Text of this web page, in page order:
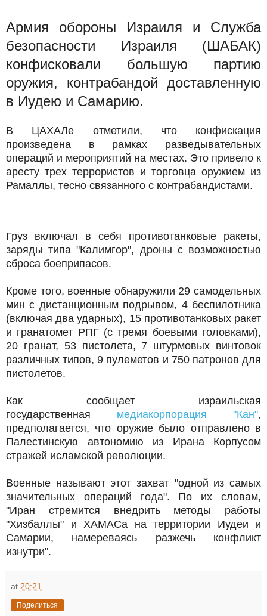
Армия обороны Израиля и Служба
безопасности Израиля (ШАБАК)
конфисковали большую партию
оружия, контрабандой доставленную
в Иудею и Самарию.
В ЦАХАЛе отметили, что конфискация
произведена в рамках разведывательных
операций и мероприятий на местах. Это привело к
аресту трех террористов и торговца оружием из
Рамаллы, тесно связанного с контрабандистами.
Груз включал в себя противотанковые ракеты,
заряды типа "Калимгор", дроны с возможностью
сброса боеприпасов.
Кроме того, военные обнаружили 29 самодельных
мин с дистанционным подрывом, 4 беспилотника
(включая два ударных), 15 противотанковых ракет
и гранатомет РПГ (с тремя боевыми головками),
20 гранат, 53 пистолета, 7 штурмовых винтовок
различных типов, 9 пулеметов и 750 патронов для
пистолетов.
Как сообщает израильская
государственная медиакорпорация "Кан",
предполагается, что оружие было отправлено в
Палестинскую автономию из Ирана Корпусом
стражей исламской революции.
Военные называют этот захват "одной из самых
значительных операций года". По их словам,
"Иран стремится внедрить методы работы
"Хизбаллы" и ХАМАСа на территории Иудеи и
Самарии, намереваясь разжечь конфликт
изнутри".
at 20:21
Поделиться